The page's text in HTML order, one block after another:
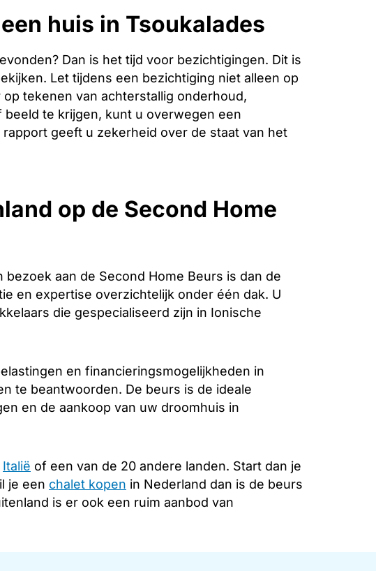
huis in Tsoukalades
Dan is het tijd voor bezichtigingen. Dit is
Let tijdens een bezichtiging niet alleen op
tekenen van achterstallig onderhoud,
te krijgen, kunt u overwegen een
geeft u zekerheid over de staat van het
op de Second Home
bezoek aan de Second Home Beurs is dan de
en expertise overzichtelijk onder één dak. U
die gespecialiseerd zijn in Ionische
en financieringsmogelijkheden in
te beantwoorden. De beurs is de ideale
en de aankoop van uw droomhuis in
Italië of een van de 20 andere landen. Start dan je
je een chalet kopen in Nederland dan is de beurs
is er ook een ruim aanbod van